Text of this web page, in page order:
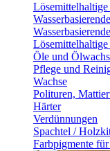
Lösemittelhaltige
Öle und
Pflege und
Wachse
Polituren,
Härter
Verdünnungen
Spachtel /
Farbpigmente